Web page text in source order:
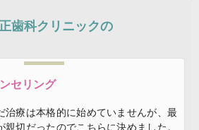
歯科クリニックの
セリング
治療は本格的に始めていませんが、最
切だったのでこちらに決めました。